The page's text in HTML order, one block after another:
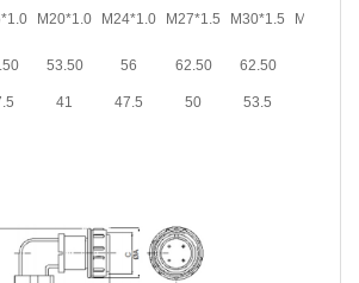
M20*1.0 M24*1.0 M27*1.5 M30*1.5 M33*1.5
53.50 56 62.50 62.50
41 47.5 50 53.5